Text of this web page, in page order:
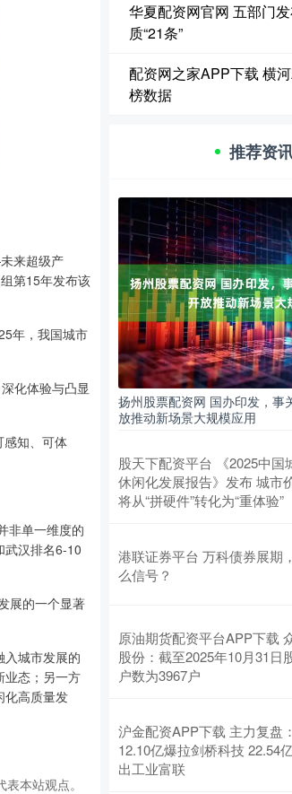
来超级产
第15年发布该
年，我国城市
化体验与凸显
知、可体
非单一维度的
武汉排名6-10
展的一个显著
城市发展的
业态；另一方
化高质量发
本站观点。
华夏配资网官网 五部门
质“21条”
配资网之家APP下载 横
榜数据
推荐资
扬州股票配资网 国办印发，事
放推动新场景大规模应用
股天下配资平台 《2025中国
休闲化发展报告》发布 城市
将从“拼硬件”转化为“重体验”
港联证券平台 万科债券展期
么信号？
原油期货配资平台APP下载
股份：截至2025年10月31日
户数为3967户
沪金配资APP下载 主力复盘：
12.10亿爆拉剑桥科技 22.54
出工业富联